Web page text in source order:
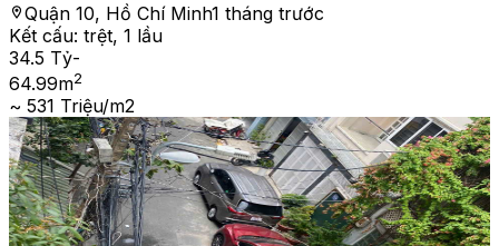
Quận 10, Hồ Chí Minh1 tháng trước
Kết cấu: trệt, 1 lầu
34.5 Tỷ-
64.99m2
~ 531 Triệu/m2